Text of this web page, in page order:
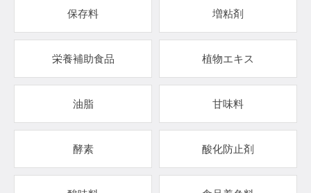
保存料 増粘剤
栄養補助食品 植物エキス
油脂 甘味料
酵素 酸化防止剤